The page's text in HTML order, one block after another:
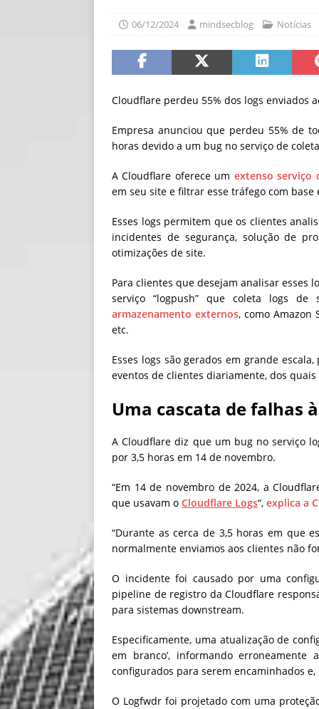
[ 06/08/2026 ]
[ 06/08/2026 ]
06/12/2024 mindsecblog Notícias
Cloudflare perdeu 55% dos logs enviados
Empresa anunciou que perdeu 55% de
horas devido a um bug no serviço de
A Cloudflare oferece um extenso serviço
em seu site e filtrar esse tráfego com
Esses logs permitem que os clientes
incidentes de segurança, solução de
otimizações de site.
Para clientes que desejam analisar esses
serviço “logpush” que coleta logs
armazenamento externos, como Amazon
etc.
Esses logs são gerados em grande
eventos de clientes diariamente, dos
Uma cascata de falhas
A Cloudflare diz que um bug no serviço
por 3,5 horas em 14 de novembro.
“Em 14 de novembro de 2024, a
que usavam o Cloudflare Logs“, explica a
“Durante as cerca de 3,5 horas em que
normalmente enviamos aos clientes não
O incidente foi causado por uma
pipeline de registro da Cloudflare
para sistemas downstream.
Especificamente, uma atualização de
em branco’, informando
configurados para serem encaminhados
O Logfwdr foi projetado com uma